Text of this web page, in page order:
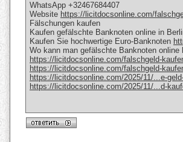
WhatsApp +32467684407
Website https://licitdocsonline.com/
Fälschungen kaufen
Kaufen gefälschte Banknoten online in
Kaufen Sie hochwertige Euro-Banknoten
Wo kann man gefälschte Banknoten online
https://licitdocsonline.com/falschgeld-
https://licitdocsonline.com/falschgeld-
https://licitdocsonline.com/2025/11/...e-
https://licitdocsonline.com/2025/11/...d-